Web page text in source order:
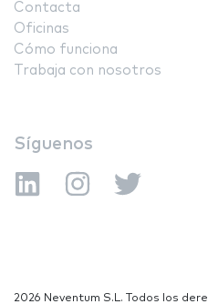
Contacta
Oficinas
Cómo funciona
Trabaja con nosotros
Síguenos
2026 Neventum S.L. Todos los